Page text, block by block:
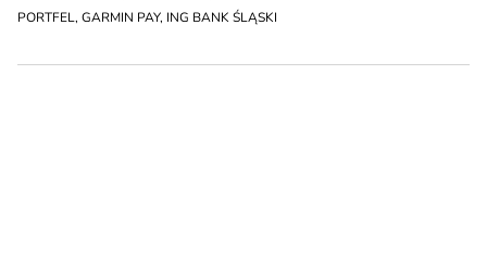
PORTFEL, GARMIN PAY, ING BANK ŚLĄSKI